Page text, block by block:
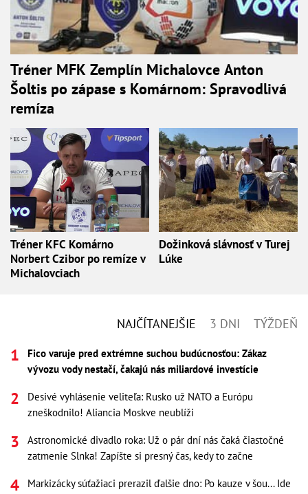
Tréner MFK Zemplín Michalovce Anton
Šoltis po zápase s Komárnom: Spravodlivá
remíza
Tréner KFC Komárno
Norbert Czibor po remíze v
Michalovciach
Dožinková slávnosť v Turej
Lúke
NAJČÍTANEJŠIE 3 DNI TÝŽDEŇ
Fico varuje pred extrémne suchou budúcnosťou: Zákaz
vývozu vody nestačí, čakajú nás miliardové investície
Desivé vyhlásenie veliteľa: Rusko už NATO a Európu
zneškodnilo! Aliancia Moskve neublíži
Astronomické divadlo roka: Už o pár dní nás čaká čiastočné
zatmenie Slnka! Zapíšte si presný čas, kedy to začne
Markizácky súťažiaci prerazil ďalšie dno: Po kauze v šou... Ide